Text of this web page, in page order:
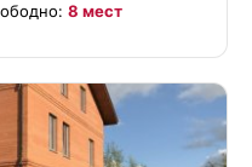
8 мест